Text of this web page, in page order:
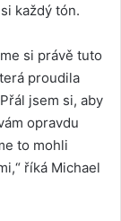
každý tón.
si právě tuto
proudila
jsem si, aby
opravdu
to mohli
říká Michael